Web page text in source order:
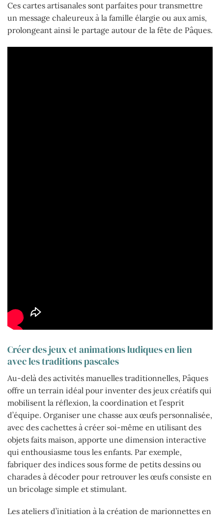
Ces cartes artisanales sont parfaites pour transmettre
un message chaleureux à la famille élargie ou aux amis,
prolongeant ainsi le partage autour de la fête de Pâques.
Créer des jeux et animations ludiques en lien
avec les traditions pascales
Au-delà des activités manuelles traditionnelles, Pâques
offre un terrain idéal pour inventer des jeux créatifs qui
mobilisent la réflexion, la coordination et l’esprit
d’équipe. Organiser une chasse aux œufs personnalisée,
avec des cachettes à créer soi-même en utilisant des
objets faits maison, apporte une dimension interactive
qui enthousiasme tous les enfants. Par exemple,
fabriquer des indices sous forme de petits dessins ou
charades à décoder pour retrouver les œufs consiste en
un bricolage simple et stimulant.
Les ateliers d’initiation à la création de marionnettes en